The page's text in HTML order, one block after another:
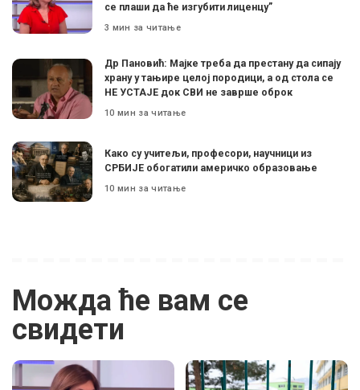
се плаши да ће изгубити лиценцу”
3 мин за читање
Др Пановић: Мајке треба да престану да сипају
храну у тањире целој породици, а од стола се
НЕ УСТАЈЕ док СВИ не заврше оброк
10 мин за читање
Како су учитељи, професори, научници из
СРБИЈЕ обогатили америчко образовање
10 мин за читање
Можда ће вам се
свидети